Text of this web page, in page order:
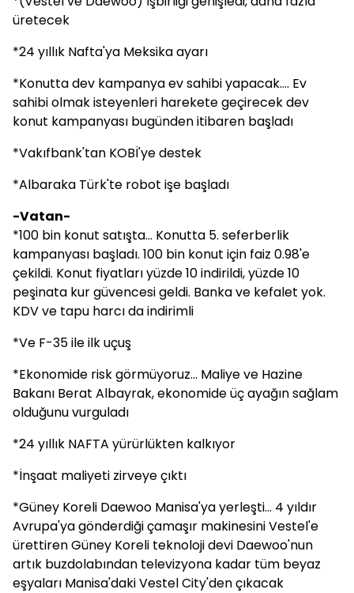
üretecek
*24 yıllık Nafta'ya Meksika ayarı
*Konutta dev kampanya ev sahibi yapacak.... Ev
sahibi olmak isteyenleri harekete geçirecek dev
konut kampanyası bugünden itibaren başladı
*Vakıfbank'tan KOBİ'ye destek
*Albaraka Türk'te robot işe başladı
-Vatan-
*100 bin konut satışta... Konutta 5. seferberlik
kampanyası başladı. 100 bin konut için faiz 0.98'e
çekildi. Konut fiyatları yüzde 10 indirildi, yüzde 10
peşinata kur güvencesi geldi. Banka ve kefalet yok.
KDV ve tapu harcı da indirimli
*Ve F-35 ile ilk uçuş
*Ekonomide risk görmüyoruz... Maliye ve Hazine
Bakanı Berat Albayrak, ekonomide üç ayağın sağlam
olduğunu vurguladı
*24 yıllık NAFTA yürürlükten kalkıyor
*İnşaat maliyeti zirveye çıktı
*Güney Koreli Daewoo Manisa'ya yerleşti... 4 yıldır
Avrupa'ya gönderdiği çamaşır makinesini Vestel'e
ürettiren Güney Koreli teknoloji devi Daewoo'nun
artık buzdolabından televizyona kadar tüm beyaz
eşyaları Manisa'daki Vestel City'den çıkacak